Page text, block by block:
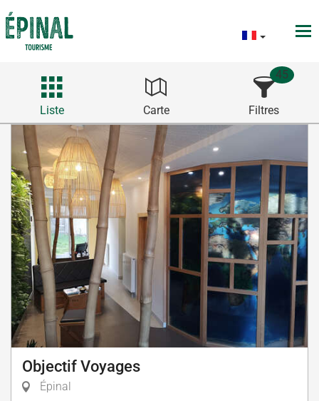
Liste Carte Filtres
45
Objectif Voyages
Épinal